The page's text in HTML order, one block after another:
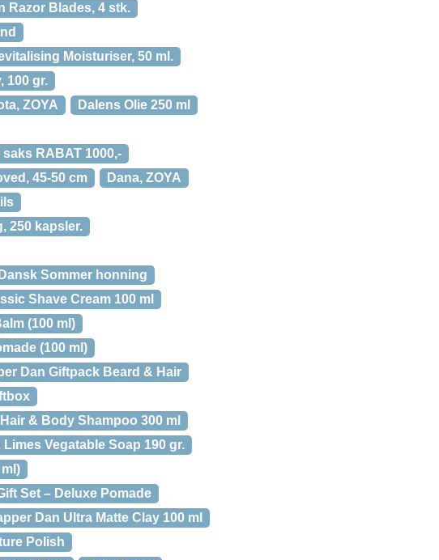
Razor Blades, 4 stk.
Moisturiser, 50 ml.
100 gr.
ZOYA
Dalens Olie 250 ml
RABAT 1000,-
45-50 cm
Dana, ZOYA
250 kapsler.
Dansk Sommer honning
Shave Cream 100 ml
(100 ml)
(100 ml)
Dan Giftpack Beard & Hair
& Body Shampoo 300 ml
Vegatable Soap 190 gr.
Set – Deluxe Pomade
Dan Ultra Matte Clay 100 ml
Polish